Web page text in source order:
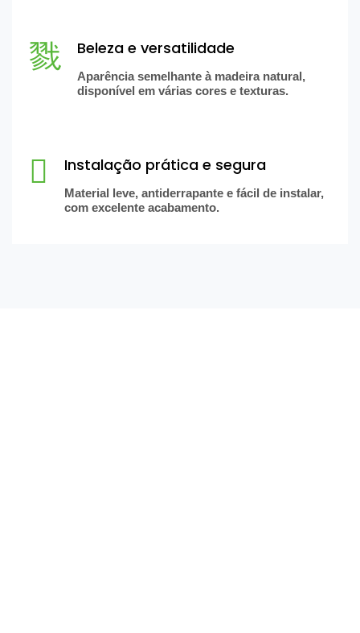
Beleza e versatilidade
Aparência semelhante à madeira natural,
disponível em várias cores e texturas.
Instalação prática e segura
Material leve, antiderrapante e fácil de instalar,
com excelente acabamento.